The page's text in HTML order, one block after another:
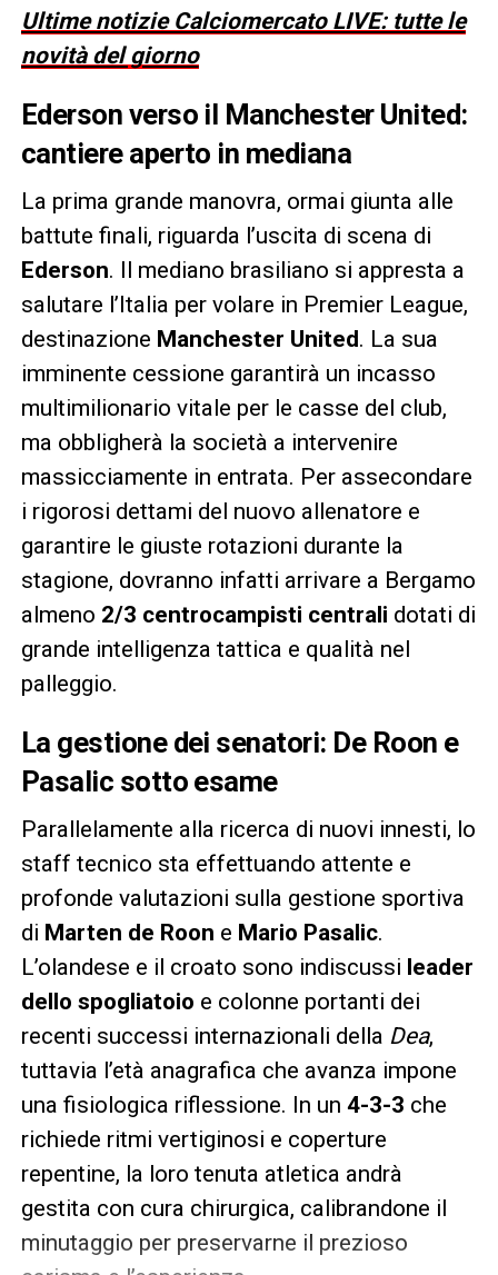
Ultime notizie Calciomercato LIVE: tutte le
novità del giorno
Ederson verso il Manchester United:
cantiere aperto in mediana
La prima grande manovra, ormai giunta alle
battute finali, riguarda l’uscita di scena di
Ederson. Il mediano brasiliano si appresta a
salutare l’Italia per volare in Premier League,
destinazione Manchester United. La sua
imminente cessione garantirà un incasso
multimilionario vitale per le casse del club,
ma obbligherà la società a intervenire
massicciamente in entrata. Per assecondare
i rigorosi dettami del nuovo allenatore e
garantire le giuste rotazioni durante la
stagione, dovranno infatti arrivare a Bergamo
almeno 2/3 centrocampisti centrali dotati di
grande intelligenza tattica e qualità nel
palleggio.
La gestione dei senatori: De Roon e
Pasalic sotto esame
Parallelamente alla ricerca di nuovi innesti, lo
staff tecnico sta effettuando attente e
profonde valutazioni sulla gestione sportiva
di Marten de Roon e Mario Pasalic.
L’olandese e il croato sono indiscussi leader
dello spogliatoio e colonne portanti dei
recenti successi internazionali della Dea,
tuttavia l’età anagrafica che avanza impone
una fisiologica riflessione. In un 4-3-3 che
richiede ritmi vertiginosi e coperture
repentine, la loro tenuta atletica andrà
gestita con cura chirurgica, calibrandone il
minutaggio per preservarne il prezioso